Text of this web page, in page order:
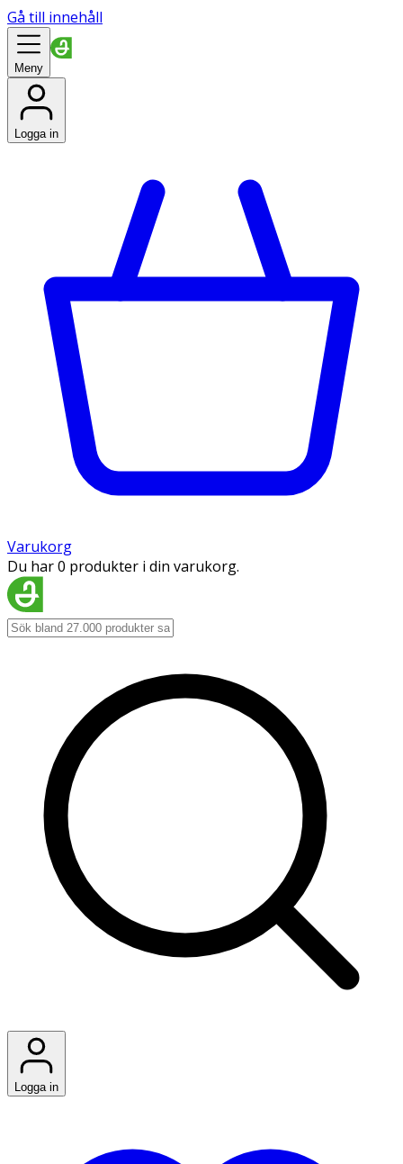
Gå till innehåll
Meny
Logga in
Varukorg
Du har 0 produkter i din varukorg.
Logga in